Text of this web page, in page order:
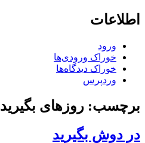
اطلاعات
ورود
خوراک ورودی‌ها
خوراک دیدگاه‌ها
وردپرس
برچسب: روزهای بگیرید
در دوش بگیرید